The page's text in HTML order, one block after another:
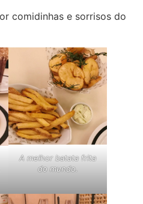
comidinhas e sorrisos do
A melhor batata frita
do mundo.